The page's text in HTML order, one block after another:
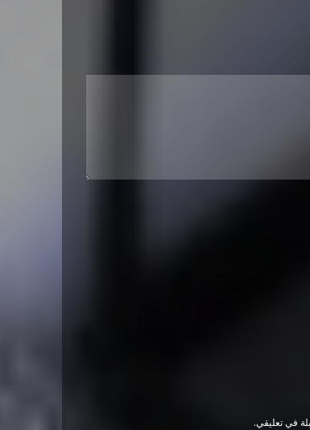
في تعليقي.